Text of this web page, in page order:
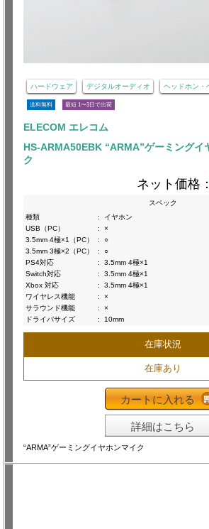
ハードウェア デジタルオーディオ ヘッドホン・
送料無料 最短 1〜3日で出荷
ELECOM エレコム
HS-ARMA50EBK “ARMA”ゲーミングイ
ク
ネット価格：
スペック
種類
:
イヤホン
USB（PC）
:
×
3.5mm 4極×1（PC）
:
○
3.5mm 3極×2（PC）
:
○
PS4対応
:
3.5mm 4極×1
Switch対応
:
3.5mm 4極×1
Xbox 対応
:
3.5mm 4極×1
ワイヤレス機能
:
×
サラウンド機能
:
×
ドライバサイズ
: 10mm
在庫状況
在庫あり
カートに入れる
詳細はこちら
“ARMA”ゲーミングイヤホンマイク